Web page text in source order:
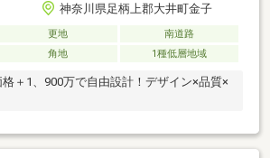
神奈川県足柄上郡大井町金子
更地
南道路
角地 1種低層地域
格＋1、900万で自由設計！デザイン×品質×